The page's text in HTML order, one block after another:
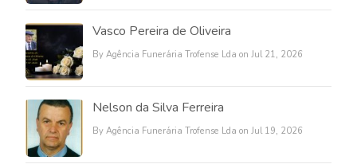
Vasco Pereira de Oliveira
By Agência Funerária Trofense Lda on Jul 21, 2026
Nelson da Silva Ferreira
By Agência Funerária Trofense Lda on Jul 19, 2026